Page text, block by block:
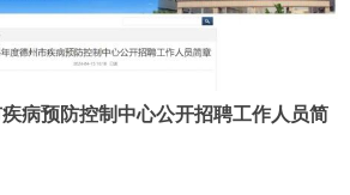
病预防控制中心公开招聘工作人员简